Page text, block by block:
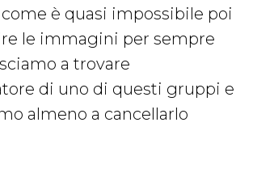
è quasi impossibile poi
le immagini per sempre
a trovare
di uno di questi gruppi e
almeno a cancellarlo